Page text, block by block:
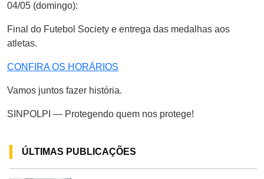
04/05 (domingo):
Final do Futebol Society e entrega das medalhas aos
atletas.
CONFIRA OS HORÁRIOS
Vamos juntos fazer história.
SINPOLPI — Protegendo quem nos protege!
ÚLTIMAS PUBLICAÇÕES